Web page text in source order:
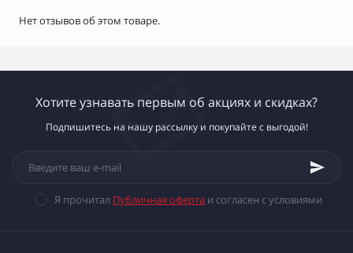
Нет отзывов об этом товаре.
Хотите узнавать первым об акциях и скидках?
Подпишитесь на нашу рассылку и покупайте с выгодой!
Я прочитал Публичная оферта и согласен с условиями